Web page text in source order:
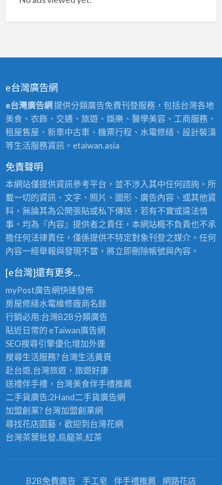
e台灣廣告網
e台灣廣告網提供分類廣告免費刊登服務，包括台灣各地
美食、衣飾、交通、旅遊、娛樂、醫學美容、工商服務、
租屋售屋、新車中古車、機票行程、水電修繕、設計裝潢
等生活服務資訊。etaiwan.asia
免責聲明
本網站僅提供資訊參考平台，並不涉入其中任何諮詢。所
載一切的資訊、文字、照片、圖形、廣告內容、或其他資
料，無論其為公開張貼或私下傳送，若有不實或違法情
事，均為『內容』提供者之責任，本網站概不負責也不承
擔任何法律責任，僅係提供不特定對象刊登之媒介。任何
內容一經舉報與發現不當，將立即刪除帳號與內容。
[e台灣]還有更多…
myPost廣告網快速發佈
房屋修繕水電維修廠商名錄
行銷必用:台灣B2B分類廣告
貼近日常的 eTaiwan廣告網
SEO搜尋引擎優化增加外連
搜尋生活服務? 台灣生活黃頁
赴台遊,台灣旅遊，旅遊好康
送禮伴手禮，台灣美食伴手禮推薦
二手貨廣告:2Hand二手貨廣告網
加盟創業? 台灣加盟創業網
尋找花店園藝，歡迎到台灣花網
台灣茶葉批發,烏龍茶,紅茶
B2B免費廣告 手工皂 伴手禮推薦 網路花店